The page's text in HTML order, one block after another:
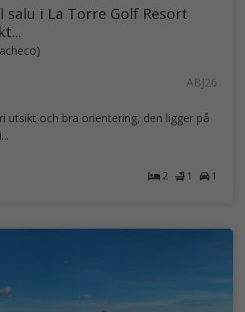
salu i La Torre Golf Resort
ABJ26
utsikt och bra orientering, den ligger på
2 1 1